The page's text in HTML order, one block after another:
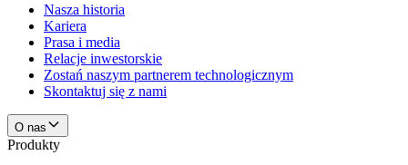
Nasza historia
Kariera
Prasa i media
Relacje inwestorskie
Zostań naszym partnerem technologicznym
Skontaktuj się z nami
O nas
Produkty